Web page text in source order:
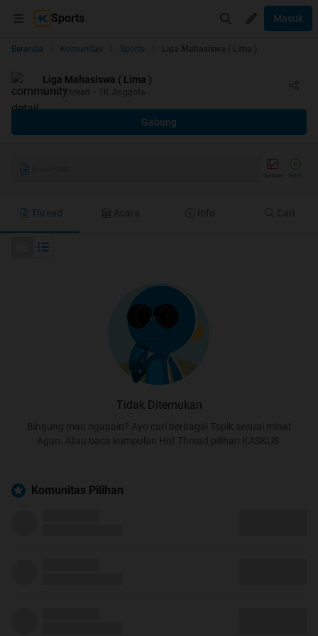
Sports Masuk
Beranda Komunitas Sports Liga Mahasiswa ( Lima )
Liga Mahasiswa ( Lima )
5.7K Thread • Anggota
Gabung
Thread Acara Info Cari
Tidak Ditemukan
Bingung mau ngapain? Ayo cari berbagai Topik sesuai minat
Agan. Atau baca kumpulan Hot Thread pilihan KASKUS.
Komunitas Pilihan